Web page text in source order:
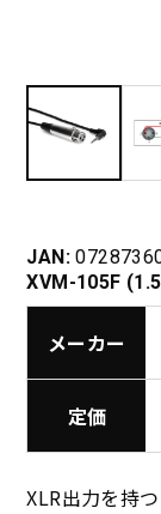
JAN:
XVM-105F
メーカー
定価
XLR出力を持